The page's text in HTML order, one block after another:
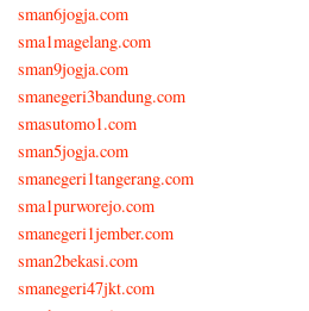
sman6jogja.com
sma1magelang.com
sman9jogja.com
smanegeri3bandung.com
smasutomo1.com
sman5jogja.com
smanegeri1tangerang.com
sma1purworejo.com
smanegeri1jember.com
sman2bekasi.com
smanegeri47jkt.com